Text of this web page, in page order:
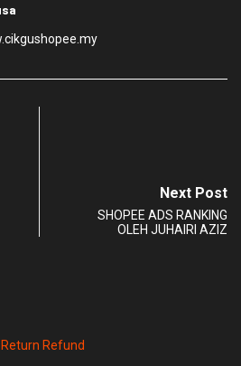
Next Post
SHOPEE ADS RANKING
OLEH JUHAIRI AZIZ